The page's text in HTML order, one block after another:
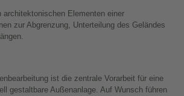
architektonischen Elementen einer
zur Abgrenzung, Unterteilung des Geländes
ist die zentrale Vorarbeit für eine
gestaltbare Außenanlage. Auf Wunsch führen